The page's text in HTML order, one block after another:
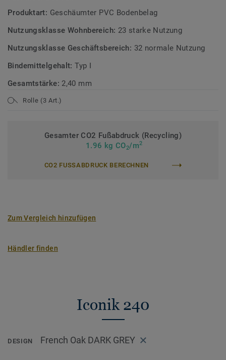
Produktart: Geschäumter PVC Bodenbelag
Nutzungsklasse Wohnbereich: 23 starke Nutzung
Nutzungsklasse Geschäftsbereich: 32 normale Nutzung
Bindemittelgehalt:Typ I
Gesamtstärke: 2,40 mm
Rolle (3 Art.)
Gesamter CO2 Fußabdruck (Recycling)
1.96 kg CO2/m2
CO2 FUSSABDRUCK BERECHNEN
Zum Vergleich hinzufügen
Händler finden
Iconik 240
DESIGN French Oak DARK GREY